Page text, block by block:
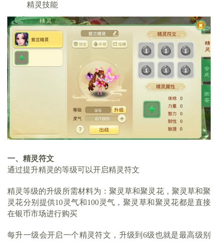
精灵技能
一、精灵符文
通过提升精灵的等级可以开启精灵符文
精灵等级的升级所需材料为：聚灵草和聚灵花，聚灵草和聚
灵花分别提供10灵气和100灵气，聚灵草和聚灵花都是直接
在银币市场进行购买
每升一级会开启一个精灵符文，升级到6级也就是最高级别